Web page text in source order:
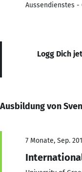
Aussendienstes -
Logg Dich
Ausbildung von
7 Monate, Sep.